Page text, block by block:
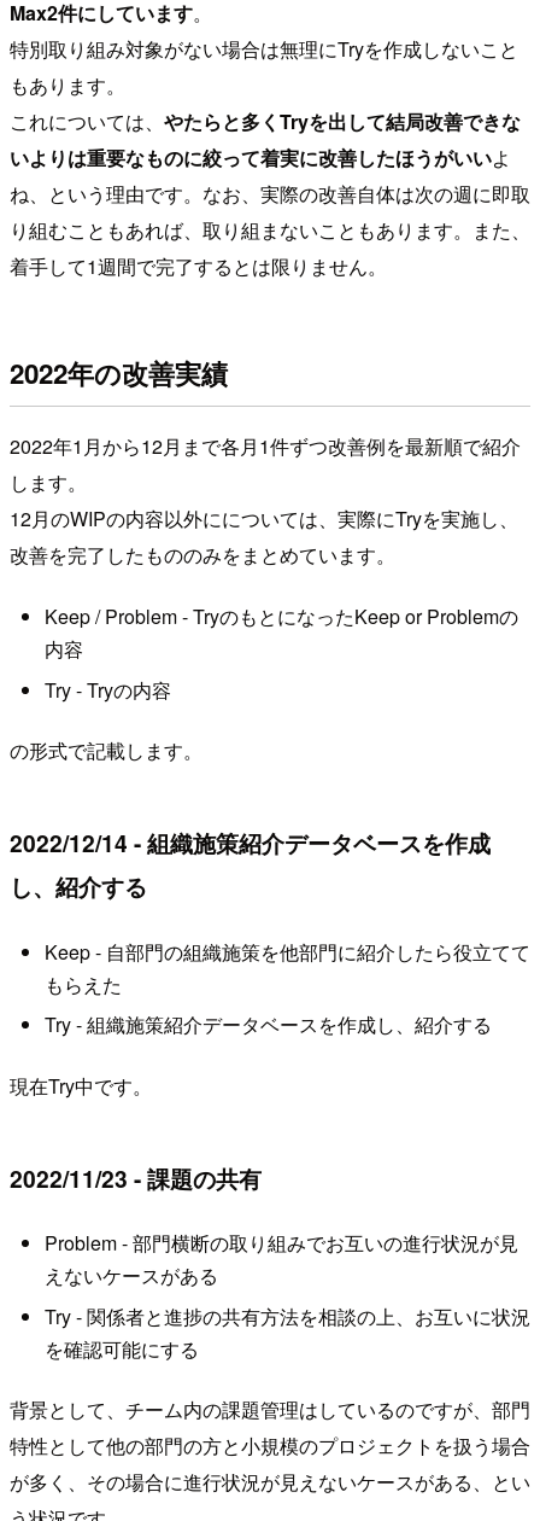
Max2件にしています。
特別取り組み対象がない場合は無理にTryを作成しないこと
もあります。
これについては、 やたらと多くTryを出して結局改善できな
いよりは重要なものに絞って着実に改善したほうがいいよ
ね、という理由です。なお、実際の改善自体は次の週に即取
り組むこともあれば、取り組まないこともあります。また、
着手して1週間で完了するとは限りません。
2022年の改善実績
2022年1月から12月まで各月1件ずつ改善例を最新順で紹介
します。
12月のWIPの内容以外にについては、実際にTryを実施し、
改善を完了したもののみをまとめています。
Keep / Problem - TryのもとになったKeep or Problemの
内容
Try - Tryの内容
の形式で記載します。
2022/12/14 - 組織施策紹介データベースを作成
し、紹介する
Keep - 自部門の組織施策を他部門に紹介したら役立てて
もらえた
Try - 組織施策紹介データベースを作成し、紹介する
現在Try中です。
2022/11/23 - 課題の共有
Problem - 部門横断の取り組みでお互いの進行状況が見
えないケースがある
Try - 関係者と進捗の共有方法を相談の上、お互いに状況
を確認可能にする
背景として、チーム内の課題管理はしているのですが、部門
特性として他の部門の方と小規模のプロジェクトを扱う場合
が多く、その場合に進行状況が見えないケースがある、とい